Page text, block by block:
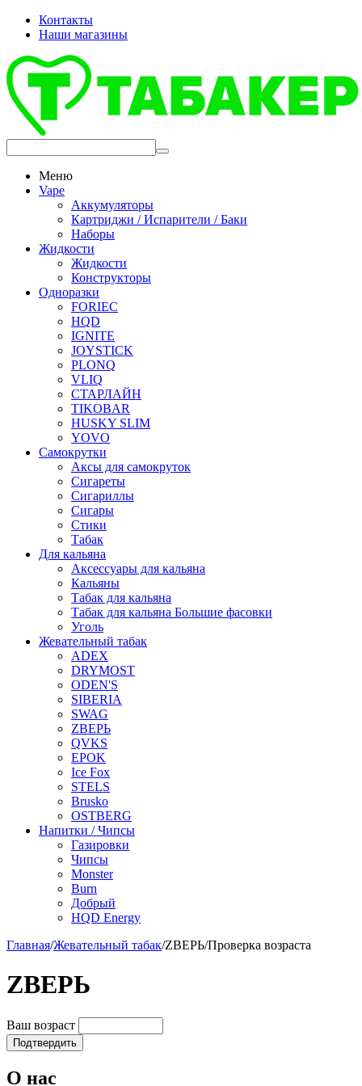
Контакты
Наши магазины
Меню
Vape
Аккумуляторы
Картриджи / Испарители / Баки
Наборы
Жидкости
Жидкости
Конструкторы
Одноразки
FORIEC
HQD
IGNITE
JOYSTICK
PLONQ
VLIQ
СТАРЛАЙН
TIKOBAR
HUSKY SLIM
YOVO
Самокрутки
Аксы для самокруток
Сигареты
Сигариллы
Сигары
Стики
Табак
Для кальяна
Аксессуары для кальяна
Кальяны
Табак для кальяна
Табак для кальяна Большие фасовки
Уголь
Жевательный табак
ADEX
DRYMOST
ODEN'S
SIBERIA
SWAG
ZВЕРЬ
QVKS
EPOK
Ice Fox
STELS
Brusko
OSTBERG
Напитки / Чипсы
Газировки
Чипсы
Monster
Burn
Добрый
HQD Energy
Главная/Жевательный табак/ZВЕРЬ/Проверка возраста
ZВЕРЬ
Ваш возраст
Подтвердить
О нас